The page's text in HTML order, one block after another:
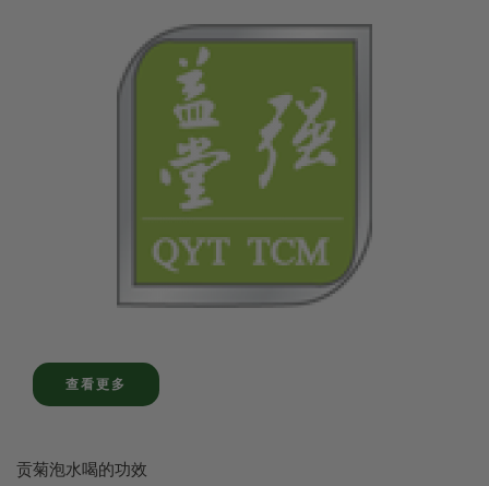
查看更多
贡菊泡水喝的功效